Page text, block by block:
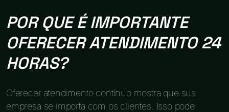
POR QUE É IMPORTANTE
OFERECER ATENDIMENTO 24
HORAS?
Oferecer atendimento contínuo mostra que sua
empresa se importa com os clientes. Isso pode